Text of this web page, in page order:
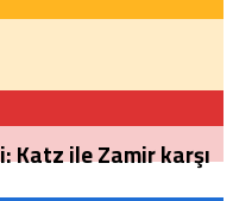
ile Zamir karşı